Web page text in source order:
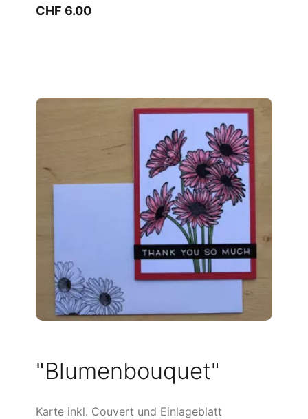
CHF 6.00
"Blumenbouquet"
Karte inkl. Couvert und Einlageblatt